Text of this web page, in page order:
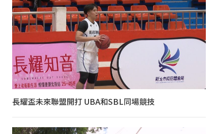
長耀盃未來聯盟開打 UBA和SBL同場競技